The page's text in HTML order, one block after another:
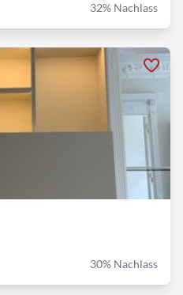
32% Nachlass
30% Nachlass